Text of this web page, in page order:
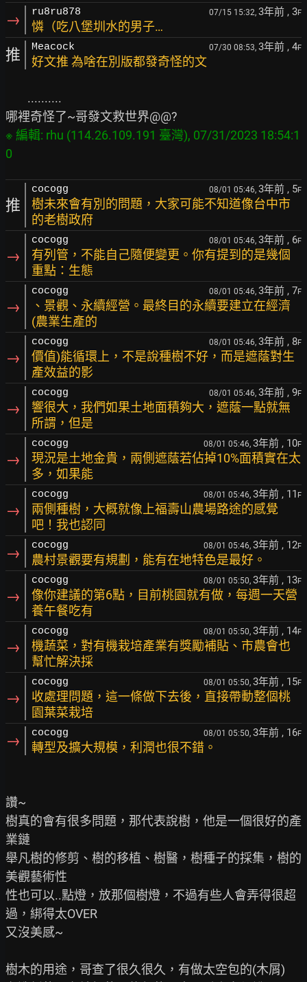
→ ru8ru878 07/15 15:32, 3年前 , 3F
憐（吃八堡圳水的男子…
推 Meacock 07/30 08:53, 3年前 , 4F
好文推 為啥在別版都發奇怪的文
※ 編輯: rhu (114.26.109.191 臺灣), 07/31/2023 18:54:1
推
cocogg 08/01 05:46, 3年前 , 5F
樹未來會有別的問題，大家可能不知道像台中市
的老樹政府
→
cocogg 08/01 05:46, 3年前 , 6F
有列管，不能自己隨便變更。你有提到的是幾個
重點：生態
→
cocogg 08/01 05:46, 3年前 , 7F
、景觀、永續經營。最終目的永續要建立在經濟
(農業生產的
→
cocogg 08/01 05:46, 3年前 , 8F
價值)能循環上，不是說種樹不好，而是遮蔭對生
產效益的影
→
cocogg 08/01 05:46, 3年前 , 9F
響很大，我們如果土地面積夠大，遮蔭一點就無
所謂，但是
→
cocogg 08/01 05:46, 3年前 , 10F
現況是土地金貴，兩側遮蔭若佔掉10%面積實在太
多，如果能
→
cocogg 08/01 05:46, 3年前 , 11 F
兩側種樹，大概就像上福壽山農場路途的感覺
吧！我也認同
→ cocogg 08/01 05:46, 3年前 , 12F
農村景觀要有規劃，能有在地特色是最好。
→
cocogg 08/01 05:50, 3年前 , 13F
像你建議的第6點，目前桃園就有做，每週一天營
養午餐吃有
→
cocogg 08/01 05:50, 3年前 , 14F
機蔬菜，對有機栽培產業有獎勵補貼、市農會也
幫忙解決採
→
cocogg 08/01 05:50, 3年前 , 15F
收處理問題，這一條做下去後，直接帶動整個桃
園葉菜栽培
→ cocogg 08/01 05:50, 3年前 , 16F
轉型及擴大規模，利潤也很不錯。
讚~
樹真的會有很多問題，那代表說樹，他是一個很好的產
業鏈
舉凡樹的修剪、樹的移植、樹醫，樹種子的採集，樹的
美觀藝術性
性也可以..點燈，放那個樹燈，不過有些人會弄得很超
過，綁得太OVER
又沒美感~
樹木的用途，哥查了很久很久，有做太空包的(木屑)